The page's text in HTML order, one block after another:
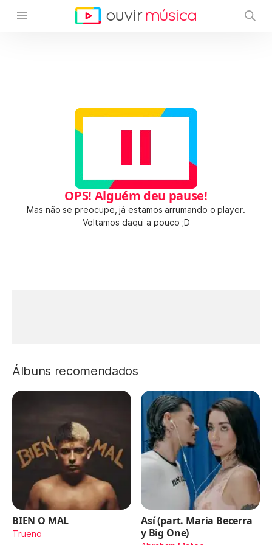
OPS! Alguém deu pause!
Mas não se preocupe, já estamos arrumando o player.
Voltamos daqui a pouco ;D
Álbuns recomendados
BIEN O MAL
Trueno
Así (part. Maria Becerra
y Big One)